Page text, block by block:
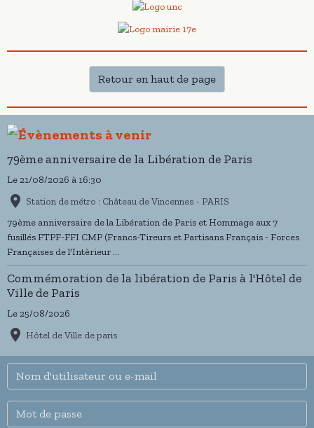
Retour en haut de page
79ème anniversaire de la Libération de Paris
Le 21/08/2026 à 16:30
Station de métro : Château de Vincennes - PARIS
79ème anniversaire de la Libération de Paris et Hommage aux 7
fusillés FTPF-FFI CMP (Francs-Tireurs et Partisans Français - Forces
Françaises de l'Intèrieur ...
Commémoration de la libération de Paris à l'Hôtel de
Ville de Paris
Le 25/08/2026
Hôtel de Ville de paris